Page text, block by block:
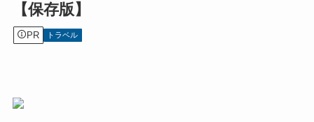
【保存版】
PR トラベル